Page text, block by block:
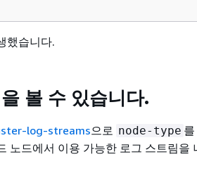
했습니다.
볼 수 있습니다.
log-streams으로 node-type
노드에서 이용 가능한 로그 스트림을